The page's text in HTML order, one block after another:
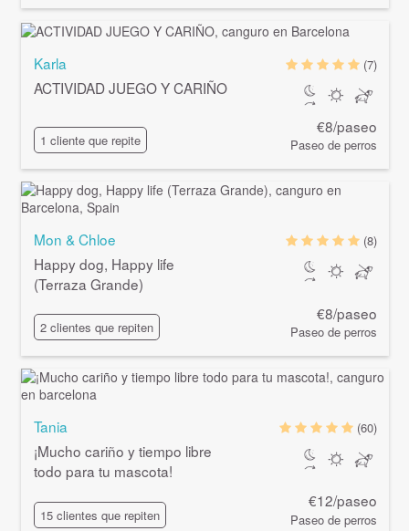
Karla
ACTIVIDAD JUEGO Y CARIÑO
1 cliente que repite
(7)
€8/paseo
Paseo de perros
Mon & Chloe
Happy dog, Happy life
(Terraza Grande)
2 clientes que repiten
(8)
€8/paseo
Paseo de perros
Tania
¡Mucho cariño y tiempo libre
todo para tu mascota!
15 clientes que repiten
(60)
€12/paseo
Paseo de perros